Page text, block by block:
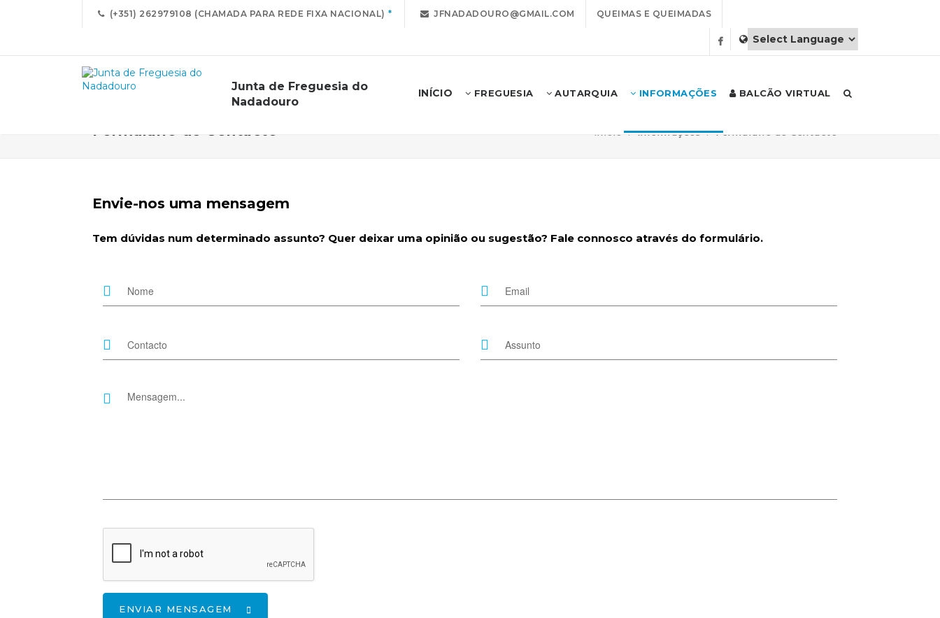
(+351) 262979108 (CHAMADA PARA REDE FIXA NACIONAL) JFNADADOURO@GMAIL.COM QUEIMAS E QUEIMADAS
Junta de Freguesia do
Nadadouro
INÍCIO FREGUESIA AUTARQUIA INFORMAÇÕES BALCÃO VIRTUAL
Formulário de Contacto Informações Formulário de Contacto
Envie-nos uma mensagem
Tem dúvidas num determinado assunto? Quer deixar uma opinião ou sugestão? Fale connosco através do formulário.
ENVIAR MENSAGEM